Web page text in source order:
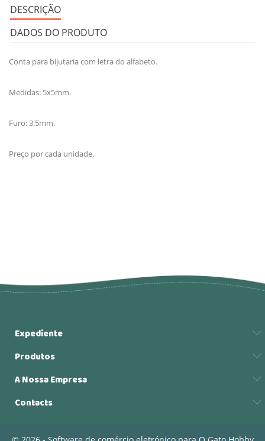
DESCRIÇÃO
DADOS DO PRODUTO
Conta para bijutaria com letra do alfabeto.
Medidas: 5x5mm.
Furo: 3.5mm.
Preço por cada unidade.
Expediente
Produtos
A Nossa Empresa
Contacts